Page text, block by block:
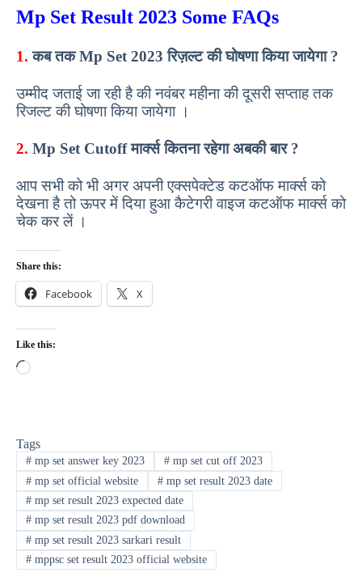
Mp Set Result 2023 Some FAQs
1. कब तक Mp Set 2023 रिज़ल्ट की घोषणा किया जायेगा ?
उम्मीद जताई जा रही है की नवंबर महीना की दूसरी सप्ताह तक
रिजल्ट की घोषणा किया जायेगा ।
2. Mp Set Cutoff मार्क्स कितना रहेगा अबकी बार ?
आप सभी को भी अगर अपनी एक्सपेक्टेड कटऑफ मार्क्स को
देखना है तो ऊपर में दिया हुआ कैटेगरी वाइज कटऑफ मार्क्स को
चेक कर लें ।
Share this:
Facebook X
Like this:
Loading…
Tags
#mp set answer key 2023 #mp set cut off 2023
#mp set official website #mp set result 2023 date
#mp set result 2023 expected date
#mp set result 2023 pdf download
#mp set result 2023 sarkari result
#mppsc set result 2023 official website